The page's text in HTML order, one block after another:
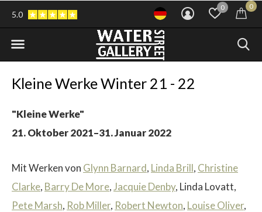
0 0
5.0
Kleine Werke Winter 21 - 22
"Kleine Werke"
21. Oktober 2021–31. Januar 2022
Mit Werken von Glynn Barnard, Linda Brill, Christine
Clarke, Barry De More, Jacquie Denby, Linda Lovatt,
Pete Marsh, Rob Miller, Robert Newton, Louise Oliver,